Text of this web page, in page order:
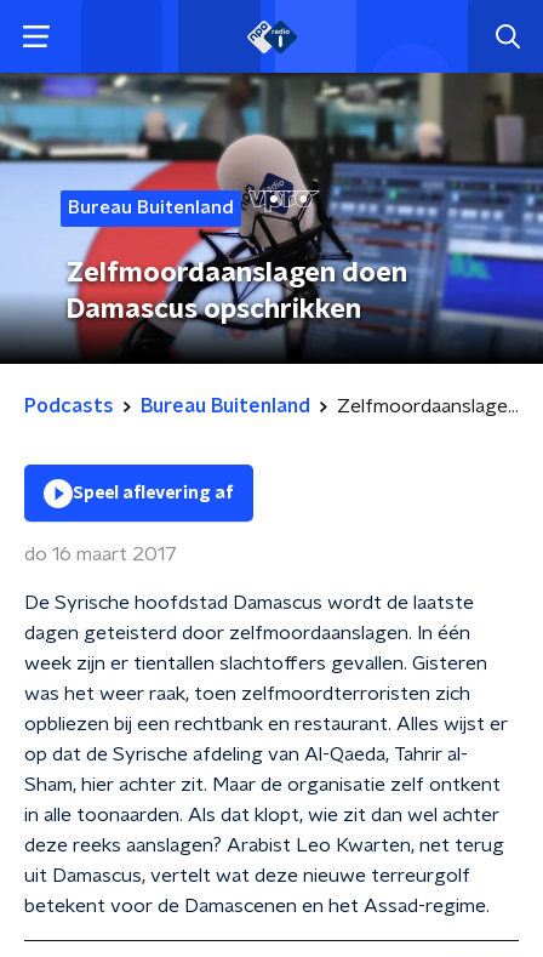
Bureau Buitenland
Zelfmoordaanslagen doen
Damascus opschrikken
Podcasts Bureau Buitenland Zelfmoordaanslagen doen Damascus opschrikken
Speel aflevering af
do 16 maart 2017
De Syrische hoofdstad Damascus wordt de laatste
dagen geteisterd door zelfmoordaanslagen. In één
week zijn er tientallen slachtoffers gevallen. Gisteren
was het weer raak, toen zelfmoordterroristen zich
opbliezen bij een rechtbank en restaurant. Alles wijst er
op dat de Syrische afdeling van Al-Qaeda, Tahrir al-
Sham, hier achter zit. Maar de organisatie zelf ontkent
in alle toonaarden. Als dat klopt, wie zit dan wel achter
deze reeks aanslagen? Arabist Leo Kwarten, net terug
uit Damascus, vertelt wat deze nieuwe terreurgolf
betekent voor de Damascenen en het Assad-regime.